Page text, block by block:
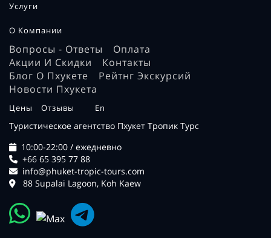
Услуги
О Компании
Вопросы - Ответы
Оплата
Акции И Скидки
Контакты
Блог О Пхукете
Рейтнг Экскурсий
Новости Пхукета
Цены Отзывы En
Туристическое агентство Пхукет Тропик Турс
10:00-22:00 / ежедневно
+66 65 395 77 88
info@phuket-tropic-tours.com
88 Supalai Lagoon, Koh Kaew